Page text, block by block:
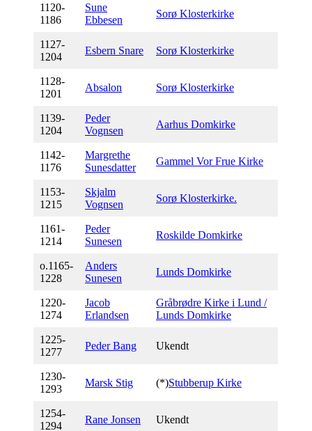
1120-
1186
Sune
Ebbesen
Sorø Klosterkirke
1127-
1204
Esbern Snare Sorø Klosterkirke
1128-
1201
Absalon Sorø Klosterkirke
1139-
1204
Peder
Vognsen
Aarhus Domkirke
1142-
1176
Margrethe
Sunesdatter
Gammel Vor Frue Kirke
1153-
1215
Skjalm
Vognsen
Sorø Klosterkirke.
1161-
1214
Peder
Sunesen
Roskilde Domkirke
o.1165-
1228
Anders
Sunesen
Lunds Domkirke
1220-
1274
Jacob
Erlandsen
Gråbrødre Kirke i Lund /
Lunds Domkirke
1225-
1277
Peder Bang Ukendt
1230-
1293
Marsk Stig (*)Stubberup Kirke
1254-
1294
Rane Jonsen Ukendt